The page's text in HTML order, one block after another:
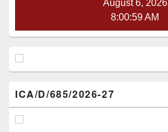
August 6, 2026
8:00:59 AM
ICA/D/685/2026-27